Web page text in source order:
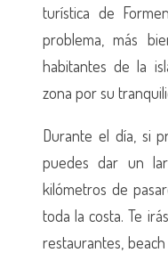
turística de
problema, más
habitantes de la
zona por su
Durante el día, si
puedes dar un
kilómetros de
toda la costa. Te
restaurantes,